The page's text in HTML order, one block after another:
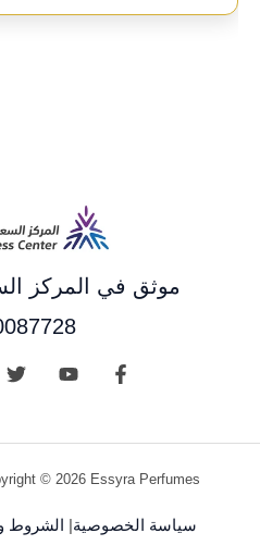
موثق في المركز
© 2026 Essyra Perfumes
سياسة الخصوصية الشروط